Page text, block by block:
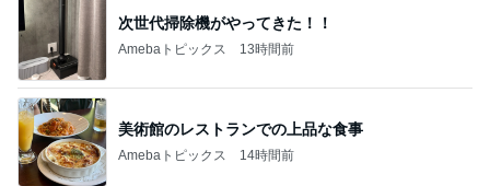
次世代掃除機がやってきた！！
Amebaトピックス 13時間前
美術館のレストランでの上品な食事
Amebaトピックス 14時間前